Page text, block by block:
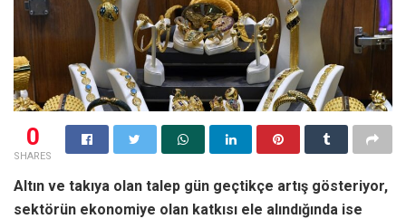
0
SHARES
Altın ve takıya olan talep gün geçtikçe artış gösteriyor,
sektörün ekonomiye olan katkısı ele alındığında ise